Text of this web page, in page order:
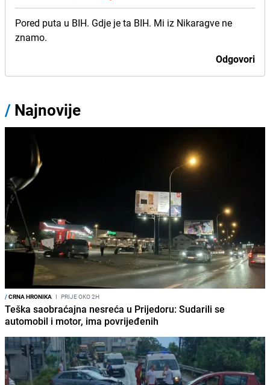
Pored puta u BIH. Gdje je ta BIH. Mi iz Nikaragve ne
znamo.
Odgovori
/ Najnovije
/CRNA HRONIKA I PRIJE OKO 2H
Teška saobraćajna nesreća u Prijedoru: Sudarili se
automobil i motor, ima povrijeđenih